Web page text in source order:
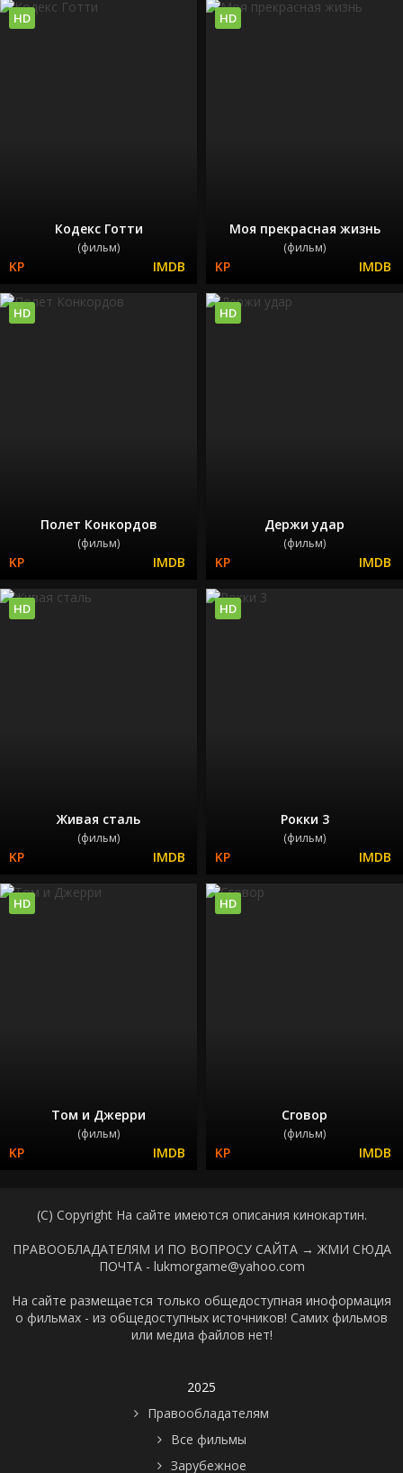
Кодекс Готти
(фильм)
HD
Моя прекрасная жизнь
(фильм)
HD
Полет Конкордов
(фильм)
HD
Держи удар
(фильм)
HD
Живая сталь
(фильм)
HD
Рокки 3
(фильм)
HD
Том и Джерри
(фильм)
HD
Сговор
(фильм)
HD
(C) Copyright На сайте имеются описания кинокартин.
ПРАВООБЛАДАТЕЛЯМ И ПО ВОПРОСУ САЙТА → ЖМИ СЮДА
ПОЧТА - lukmorgame@yahoo.com
На сайте размещается только общедоступная иноформация
о фильмах - из общедоступных источников! Самих фильмов
или медиа файлов нет!
2025
Правообладателям
Все фильмы
Зарубежное